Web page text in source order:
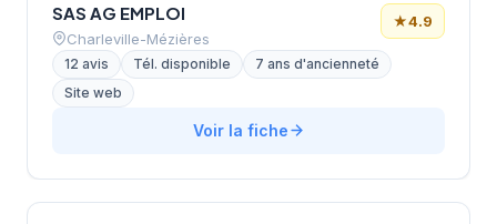
SAS AG EMPLOI
Charleville-Mézières
★4.9
12 avis Tél. disponible
7 ans d'ancienneté
Site web
Voir la fiche